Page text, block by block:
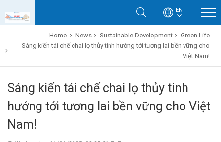
EN
Home News Sustainable Development
Green Life
Sáng kiến tái chế chai lọ thủy tinh hướng tới tương lai bền vững cho
Việt Nam!
Sáng kiến tái chế chai lọ thủy tinh
hướng tới tương lai bền vững cho Việt
Nam!